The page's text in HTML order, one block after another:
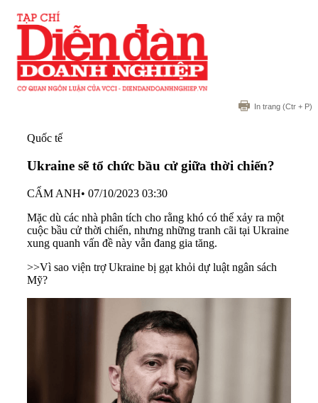
In trang (Ctr + P)
Quốc tế
Ukraine sẽ tổ chức bầu cử giữa thời chiến?
CẨM ANH• 07/10/2023 03:30
Mặc dù các nhà phân tích cho rằng khó có thể xảy ra một
cuộc bầu cử thời chiến, nhưng những tranh cãi tại Ukraine
xung quanh vấn đề này vẫn đang gia tăng.
>>Vì sao viện trợ Ukraine bị gạt khỏi dự luật ngân sách
Mỹ?